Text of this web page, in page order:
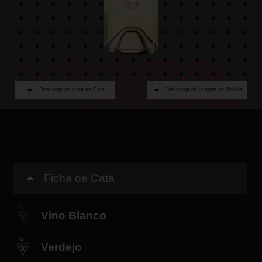
Descarga de Nota de Cata Descarga de imagen de Botella
Ficha de Cata
Vino Blanco
Verdejo